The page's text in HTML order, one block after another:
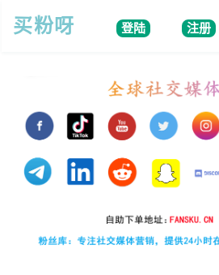
买粉呀 登陆 注册